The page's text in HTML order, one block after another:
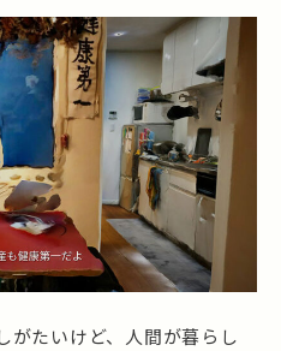
がたいけど、人間が暮らし